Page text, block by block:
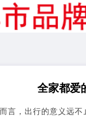
全家都爱
，出行的意义远不